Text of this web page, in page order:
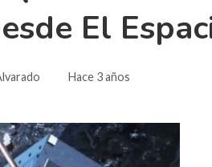
El
Hace 3 años